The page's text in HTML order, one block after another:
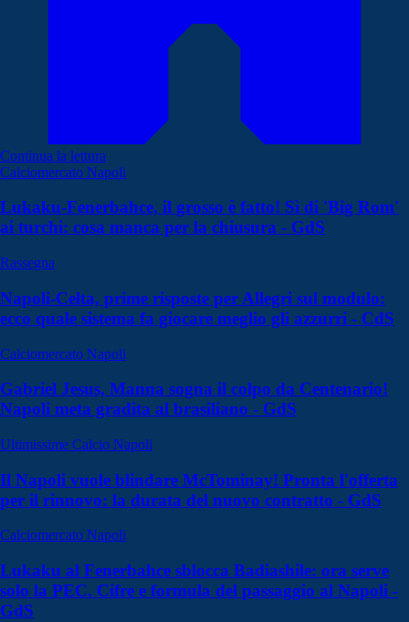
Continua la lettura
Calciomercato Napoli
Lukaku-Fenerbahce, il grosso è fatto! Sì di 'Big Rom'
ai turchi: cosa manca per la chiusura - GdS
Rassegna
Napoli-Celta, prime risposte per Allegri sul modulo:
ecco quale sistema fa giocare meglio gli azzurri - CdS
Calciomercato Napoli
Gabriel Jesus, Manna sogna il colpo da Centenario!
Napoli meta gradita al brasiliano - GdS
Ultimissime Calcio Napoli
Il Napoli vuole blindare McTominay! Pronta l'offerta
per il rinnovo: la durata del nuovo contratto - GdS
Calciomercato Napoli
Lukaku al Fenerbahce sblocca Badiashile: ora serve
solo la PEC. Cifre e formula del passaggio al Napoli -
GdS